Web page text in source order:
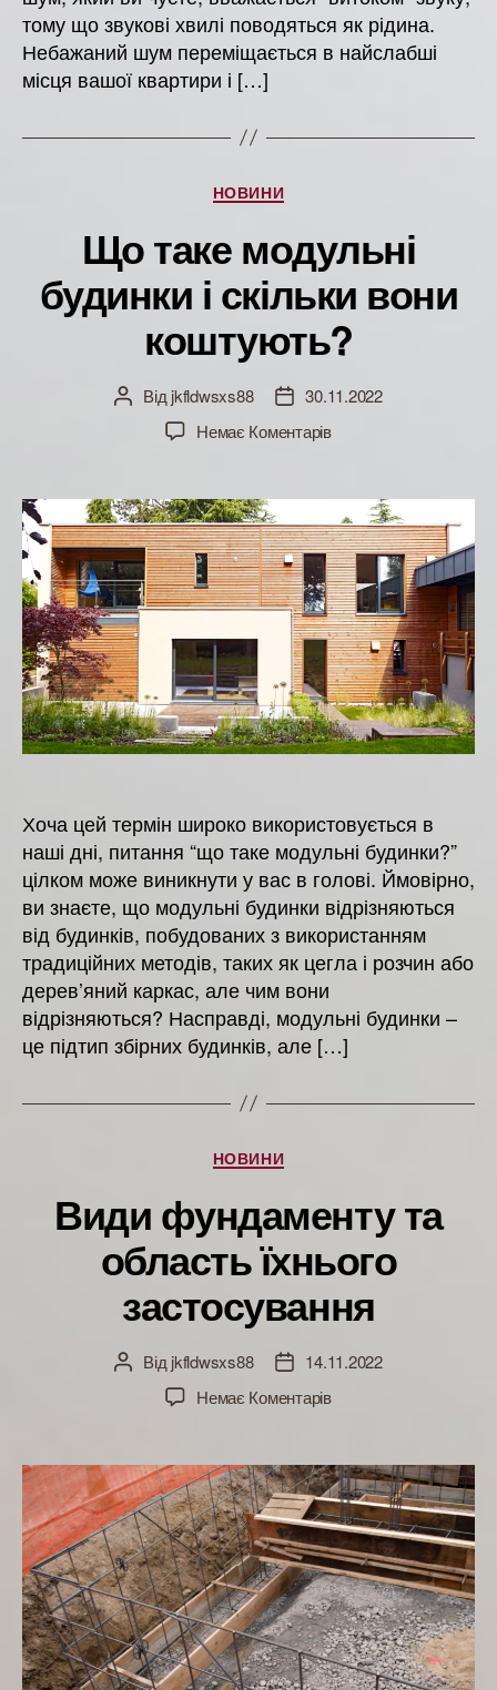
тому що звукові хвилі поводяться як рідина.
Небажаний шум переміщається в найслабші
місця вашої квартири і […]
Категорії
НОВИНИ
Що таке модульні
будинки і скільки вони
коштують?
Автор
запису
Відjkfldwsxs88
Дата
запису
30.11.2022
Немає Коментарівдо
модульні
будинки
і
скільки
вони
коштують?
Хоча цей термін широко використовується в
наші дні, питання “що таке модульні будинки?”
цілком може виникнути у вас в голові. Ймовірно,
ви знаєте, що модульні будинки відрізняються
від будинків, побудованих з використанням
традиційних методів, таких як цегла і розчин або
дерев’яний каркас, але чим вони
відрізняються? Насправді, модульні будинки –
це підтип збірних будинків, але […]
Категорії
НОВИНИ
Види фундаменту та
область їхнього
застосування
Автор
запису
Відjkfldwsxs88
Дата
запису
14.11.2022
Немає Коментарівдо
та
область
їхнього
застосування